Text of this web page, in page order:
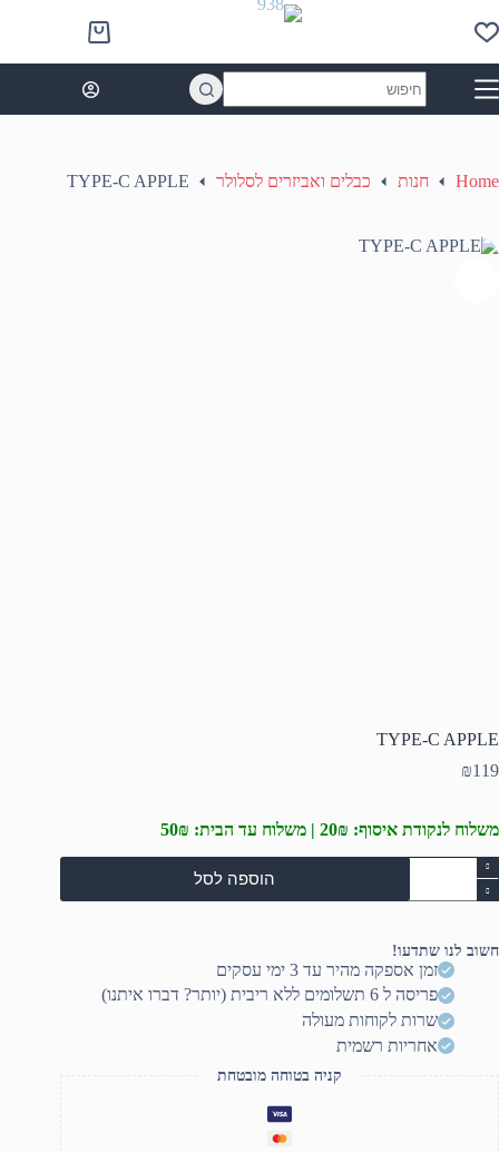
to
content
Shopping
cart
results
Home חנות כבלים ואביזרים לסלולר TYPE-C APPLE
TYPE-C APPLE
₪119
משלוח לנקודת איסוף: 20₪ | משלוח עד הבית: 50₪
כמות
של
TYPE-
APPLE
הוספה לסל
חשוב לנו שתדעו!
זמן אספקה מהיר עד 3 ימי עסקים
פריסה ל 6 תשלומים ללא ריבית (יותר? דברו איתנו)
שרות לקוחות מעולה
אחריות רשמית
קניה בטוחה מובטחת